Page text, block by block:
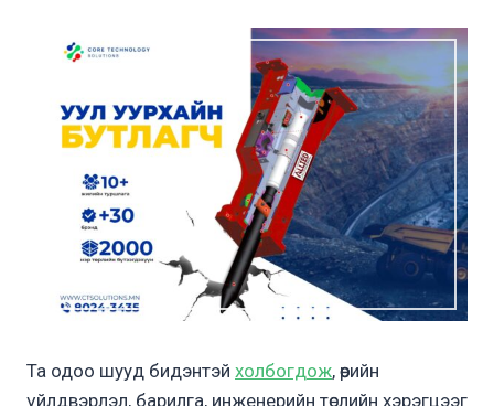
Та одоо шууд бидэнтэй холбогдож, өөрийн
үйлдвэрлэл, барилга, инженерийн төслийн хэрэгцээг